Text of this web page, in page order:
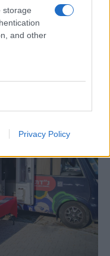
storage
and other
Privacy Policy
140 új